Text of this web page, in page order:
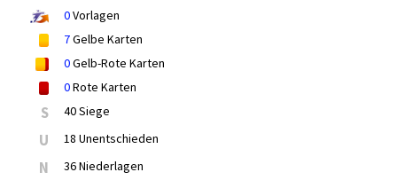
0Vorlagen
7Gelbe Karten
0Gelb-Rote Karten
0Rote Karten
S 40 Siege
U 18 Unentschieden
N 36 Niederlagen